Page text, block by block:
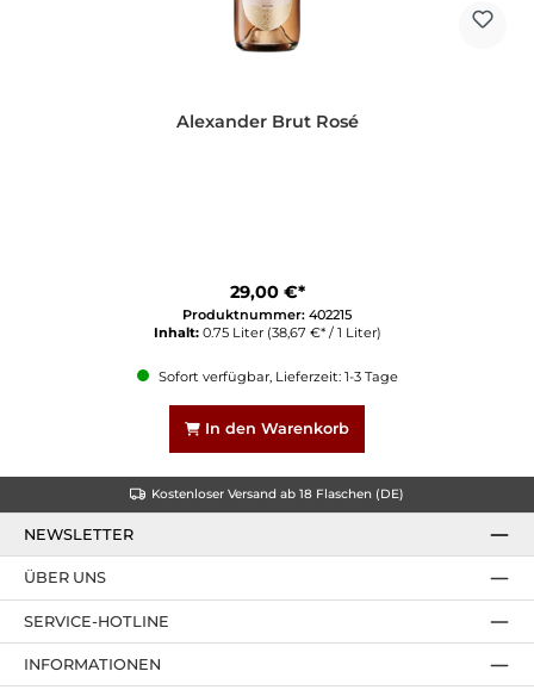
Alexander Brut Rosé
29,00 €*
Produktnummer: 402215
Inhalt: 0.75 Liter (38,67 €* / 1 Liter)
Sofort verfügbar, Lieferzeit: 1-3 Tage
In den Warenkorb
Kostenloser Versand ab 18 Flaschen (DE)
NEWSLETTER
SERVICE-HOTLINE
ÜBER UNS
INFORMATIONEN